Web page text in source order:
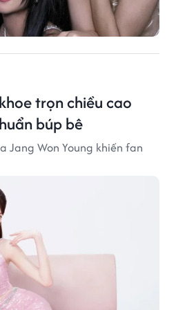
trọn chiều cao
búp bê
Jang Won Young khiến fan